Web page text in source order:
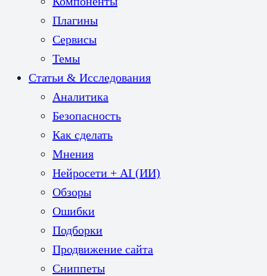
Плагины
Сервисы
Темы
Статьи & Исследования
Аналитика
Безопасность
Как сделать
Мнения
Нейросети + AI (ИИ)
Обзоры
Ошибки
Подборки
Продвижение сайта
Сниппеты